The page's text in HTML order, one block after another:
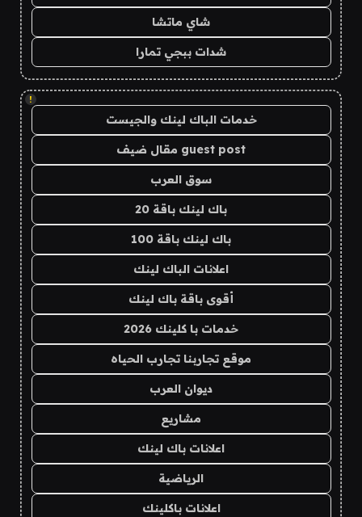
شاي ماتشا
شدات ببجي تمارا
!
خدمات الباك لينك والجيست
guest post مقال ضيف
سوق العرب
باك لينك باقة 20
باك لينك باقة 100
اعلانات الباك لينك
أقوى باقة باك لينك
خدمات با كلينك 2026
موقع تجاربنا تجارب الحياه
ديوان العرب
مشاريع
اعلانات باك لينك
الرياضية
اعلانات باكلينك